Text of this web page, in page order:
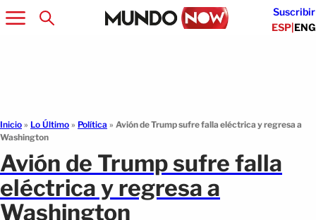
Suscribir
ESP|ENG
Inicio » Lo Último » Política » Avión de Trump sufre falla eléctrica y regresa a
Washington
Avión de Trump sufre falla
eléctrica y regresa a
Washington